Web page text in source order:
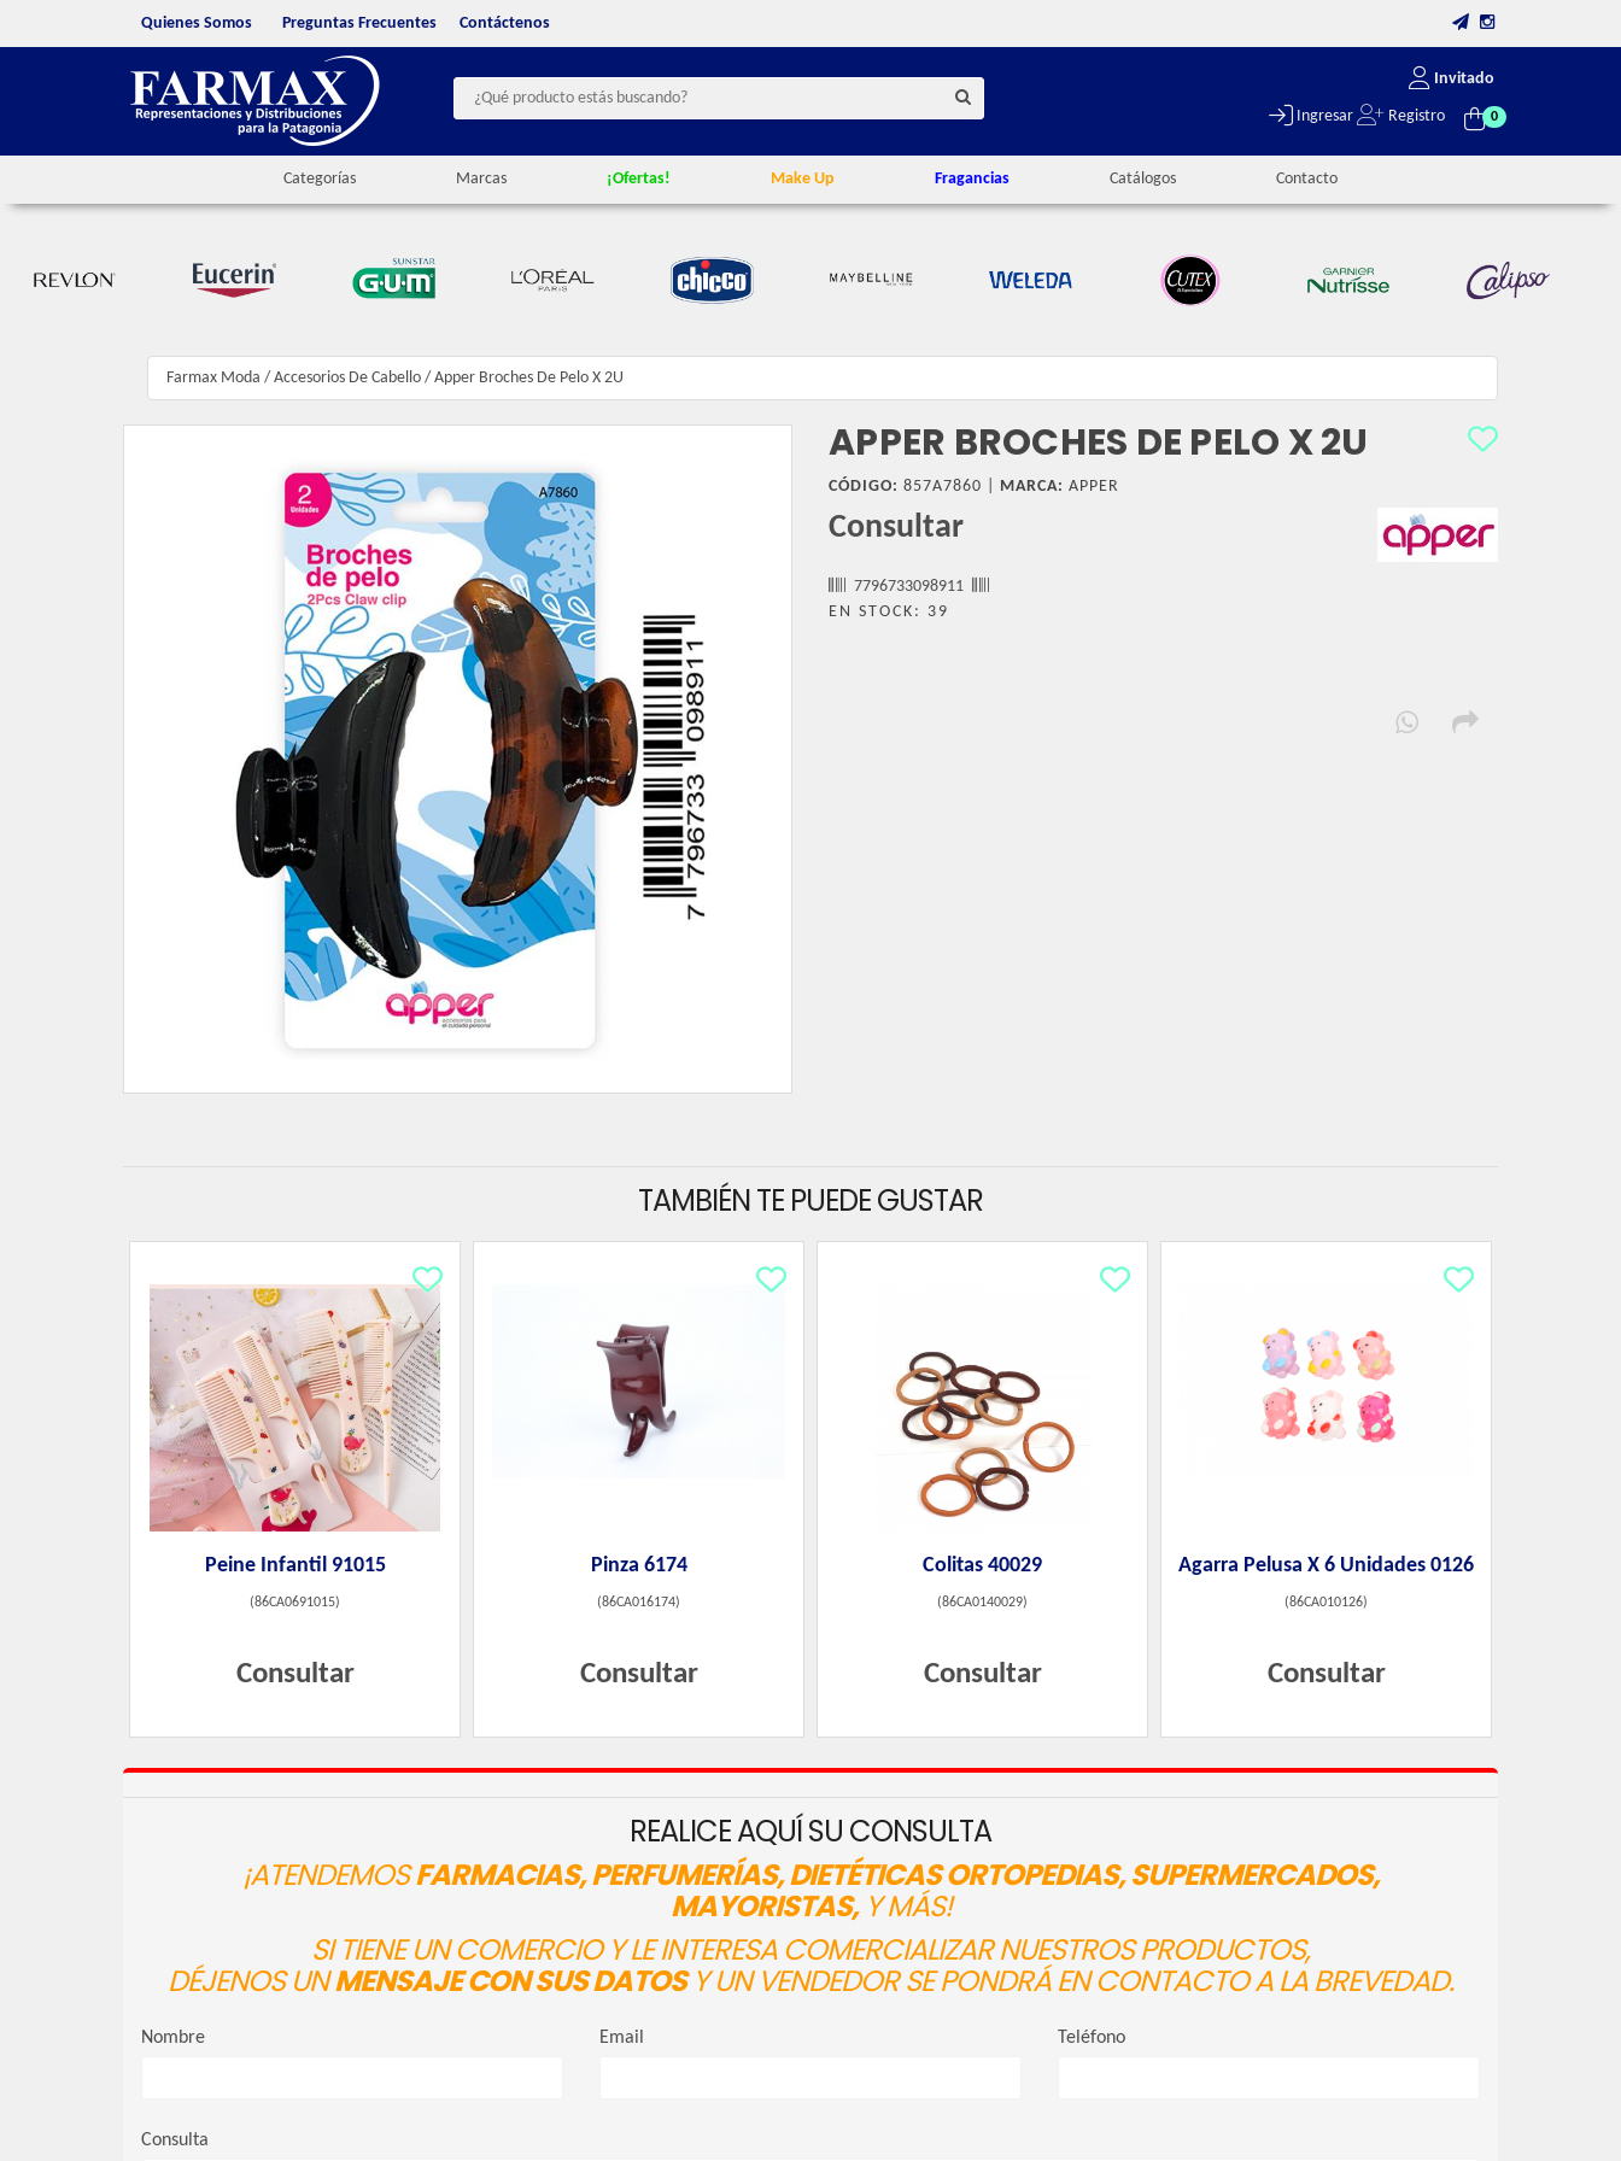
Quienes Somos Preguntas Frecuentes Contáctenos
Invitado
Ingresar Registro 0
Categorías Marcas ¡Ofertas! Make Up Fragancias Catálogos Contacto
Farmax Moda / Accesorios De Cabello / Apper Broches De Pelo X 2U
APPER BROCHES DE PELO X 2U
CÓDIGO: 857A7860 | MARCA: APPER
Consultar
7796733098911
EN STOCK: 39
TAMBIÉN TE PUEDE GUSTAR
Peine Infantil 91015
(86CA0691015)
Consultar
Pinza 6174
(86CA016174)
Consultar
Colitas 40029
(86CA0140029)
Consultar
Agarra Pelusa X 6 Unidades 0126
(86CA010126)
Consultar
REALICE AQUÍ SU CONSULTA
¡ATENDEMOSFARMACIAS, PERFUMERÍAS, DIETÉTICAS ORTOPEDIAS, SUPERMERCADOS,
MAYORISTAS,Y MÁS!
SI TIENE UN COMERCIO Y LE INTERESA COMERCIALIZAR NUESTROS PRODUCTOS,
DÉJENOS UNMENSAJE CON SUS DATOSY UN VENDEDOR SE PONDRÁ EN CONTACTO A LA BREVEDAD.
Nombre Email Teléfono
Consulta